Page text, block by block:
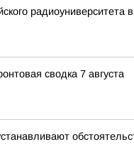
сводка 7 августа